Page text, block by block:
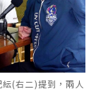
(右二)提到，兩人